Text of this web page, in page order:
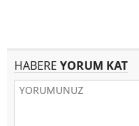
HABERE YORUM KAT